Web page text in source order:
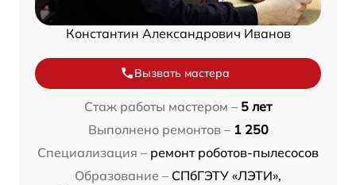
Константин Александрович Иванов
Вызвать мастера
Стаж работы мастером – 5 лет
Выполнено ремонтов – 1 250
Специализация – ремонт роботов-пылесосов
Образование – СПбГЭТУ «ЛЭТИ»,